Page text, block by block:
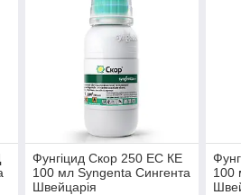
Фунгіцид Скор 250 ЕС КЕ
100 мл Syngenta Сингента
Швейцарія
100